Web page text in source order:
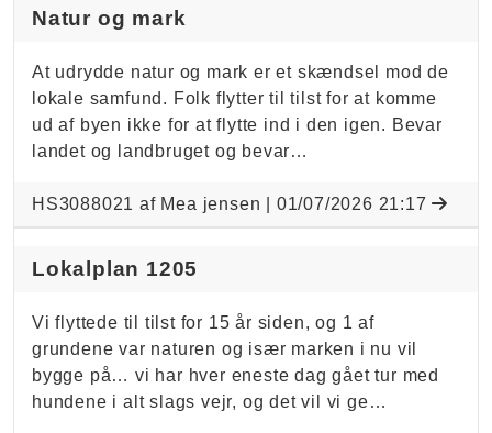
Natur og mark
At udrydde natur og mark er et skændsel mod de
lokale samfund. Folk flytter til tilst for at komme
ud af byen ikke for at flytte ind i den igen. Bevar
landet og landbruget og bevar…
HS3088021 af Mea jensen | 01/07/2026 21:17
Lokalplan 1205
Vi flyttede til tilst for 15 år siden, og 1 af
grundene var naturen og især marken i nu vil
bygge på… vi har hver eneste dag gået tur med
hundene i alt slags vejr, og det vil vi ge…